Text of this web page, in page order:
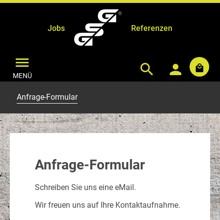
Jobs Referenzen
MENÜ
Anfrage-Formular
Anfrage-Formular
Schreiben Sie uns eine eMail.
Wir freuen uns auf Ihre Kontaktaufnahme.